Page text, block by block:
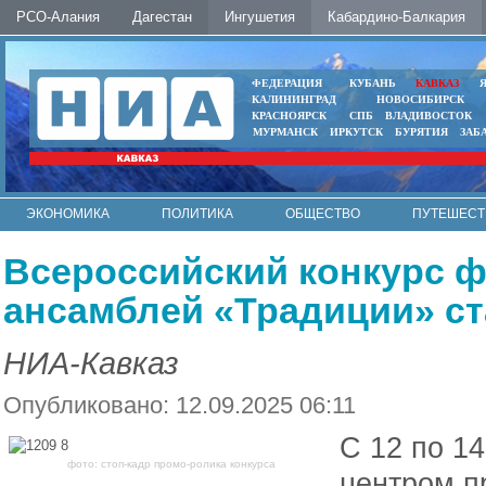
РСО-Алания Дагестан Ингушетия Кабардино-Балкария
ФЕДЕРАЦИЯ КУБАНЬ КАВКАЗ
КАЛИНИНГРАД
НОВОСИБИРСК
КРАСНОЯРСК
СПБ
ВЛАДИВОСТОК
МУРМАНСК
ИРКУТСК БУРЯТИЯ
ЭКОНОМИКА ПОЛИТИКА ОБЩЕСТВО
Всероссийский конкурс
ансамблей «Традиции»
НИА-Кавказ
Опубликовано: 12.09.2025 06:11
фото: стоп-кадр промо-ролика конкурса
С 12 по 14